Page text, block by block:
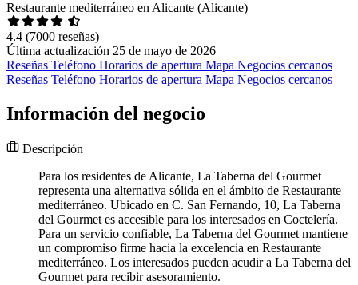
Restaurante mediterráneo en Alicante (Alicante)
4.4 (7000 reseñas)
Última actualización 25 de mayo de 2026
Reseñas Teléfono Horarios de apertura Mapa Negocios cercanos
Reseñas Teléfono Horarios de apertura Mapa Negocios cercanos
Información del negocio
Descripción
Para los residentes de Alicante, La Taberna del Gourmet
representa una alternativa sólida en el ámbito de Restaurante
mediterráneo. Ubicado en C. San Fernando, 10, La Taberna
del Gourmet es accesible para los interesados en Coctelería.
Para un servicio confiable, La Taberna del Gourmet mantiene
un compromiso firme hacia la excelencia en Restaurante
mediterráneo. Los interesados pueden acudir a La Taberna del
Gourmet para recibir asesoramiento.